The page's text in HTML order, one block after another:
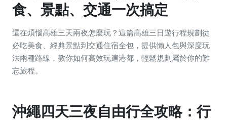
食、景點、交通一次搞定
還在煩惱高雄三天兩夜怎麼玩？這篇高雄三日遊行程規劃從
必吃美食、經典景點到交通住宿全包，提供懶人包與深度玩
法兩種路線，教你如何高效玩遍港都，輕鬆規劃屬於你的難
忘旅程。
沖繩四天三夜自由行全攻略：行